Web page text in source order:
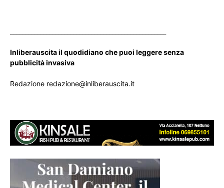
Inliberauscita il quodidiano che puoi leggere senza
pubblicità invasiva
Redazione redazione@inliberauscita.it